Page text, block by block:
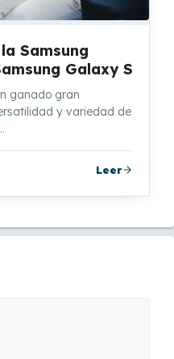
Samsung
Galaxy S
ganado gran
y variedad de
Leer